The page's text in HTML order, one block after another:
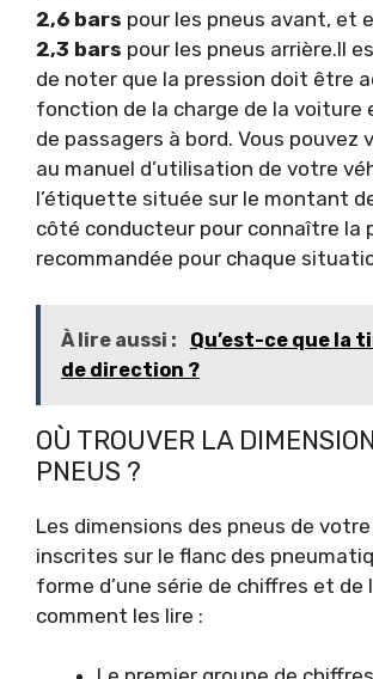
2,6 bars pour les pneus avant, et
2,3 bars pour les pneus arrière.Il
de noter que la pression doit être
fonction de la charge de la voiture
de passagers à bord. Vous pouvez
au manuel d’utilisation de votre
l’étiquette située sur le montant
côté conducteur pour connaître la
recommandée pour chaque
À lire aussi :
Qu’est-ce que la
de direction ?
OÙ TROUVER LA
PNEUS ?
Les dimensions des pneus de
inscrites sur le flanc des
forme d’une série de chiffres et de
comment les lire :